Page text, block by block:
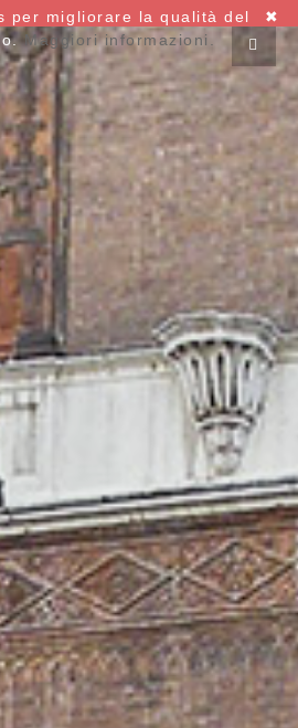
✖
per migliorare la qualità del
Maggiori informazioni.